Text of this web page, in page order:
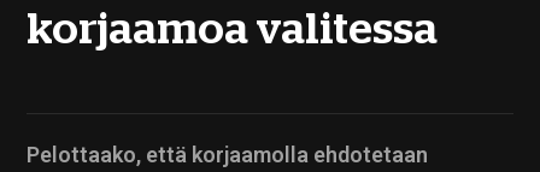
korjaamoa valitessa
Pelottaako, että korjaamolla ehdotetaan